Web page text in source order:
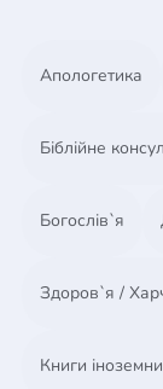
Апологетика
Біблійне
Богослів`я
Здоров`я /
Книги